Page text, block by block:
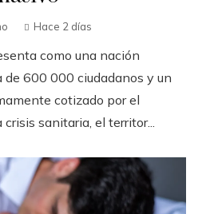
Hace 2 días
como una nación
de 600 000 ciudadanos y un
cotizado por el
sanitaria, el territor...